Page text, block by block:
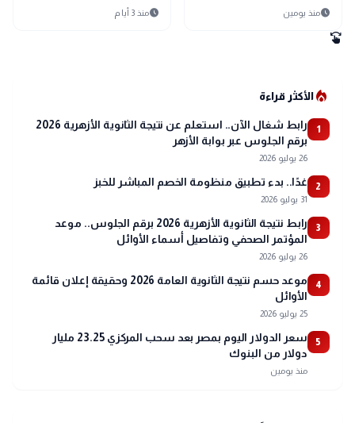
لحماية القدس ومقدساتها
scheduleمنذ يومين
البحرين؟
scheduleمنذ 3 أيام
swipe
local_fire_departmentالأكثر قراءة
1
رابط شغال الآن.. استعلم عن نتيجة الثانوية الأزهرية 2026
برقم الجلوس عبر بوابة الأزهر
26 يوليو 2026
2 غدًا.. بدء تطبيق منظومة الخصم المباشر للخبز
31 يوليو 2026
3
رابط نتيجة الثانوية الأزهرية 2026 برقم الجلوس.. موعد
المؤتمر الصحفي وتفاصيل أسماء الأوائل
26 يوليو 2026
4
موعد حسم نتيجة الثانوية العامة 2026 وحقيقة إعلان قائمة
الأوائل
25 يوليو 2026
5
سعر الدولار اليوم بمصر بعد سحب المركزي 23.25 مليار
دولار من البنوك
منذ يومين